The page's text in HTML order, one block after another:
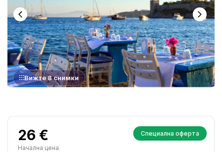
Вижте 8 снимки
Специална оферта
26 €
Начална цена